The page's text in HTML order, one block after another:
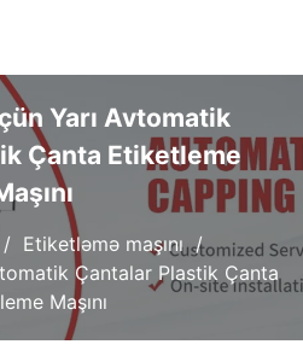
Yarı Avtomatik
Çanta Etiketleme
Etiketləmə maşını
Çantalar Plastik Çanta
Maşını